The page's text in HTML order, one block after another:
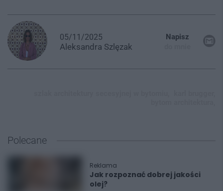
05/11/2025
Aleksandra Szlęzak
Napisz
Polecane
Reklama
Jak rozpoznać dobrej jakości
olej?